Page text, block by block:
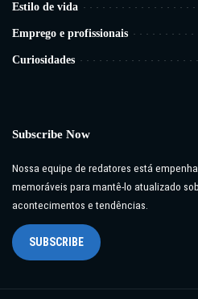
Estilo de vida
Emprego e profissionais
Curiosidades
Subscribe Now
Nossa equipe de redatores está
memoráveis para mantê-lo atualizado
acontecimentos e tendências.
SUBSCRIBE